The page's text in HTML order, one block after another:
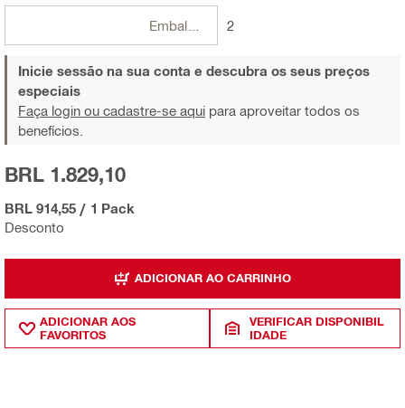
Embalagens 2
Inicie sessão na sua conta e descubra os seus preços
especiais
Faça login ou cadastre-se aqui para aproveitar todos os
benefícios.
Desconto
BRL 1.829,10
BRL 914,55 / 1 Pack
ADICIONAR AO CARRINHO
ADICIONAR AOS
FAVORITOS
VERIFICAR DISPONIBIL
IDADE